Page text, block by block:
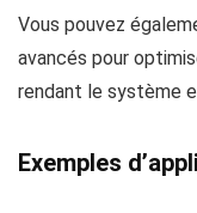
Vous pouvez
avancés pour
rendant le système
Exemples